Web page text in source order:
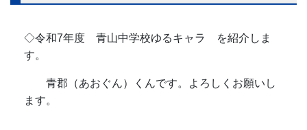
◇令和7年度 青山中学校ゆるキャラ を紹介しま
す。
青郡（あおぐん）くんです。よろしくお願いし
ます。